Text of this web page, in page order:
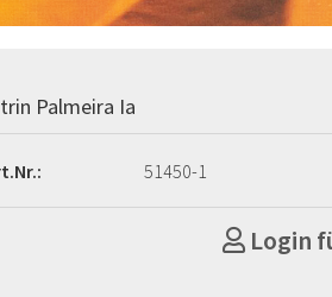
Palmeira Ia
51450-1
Login